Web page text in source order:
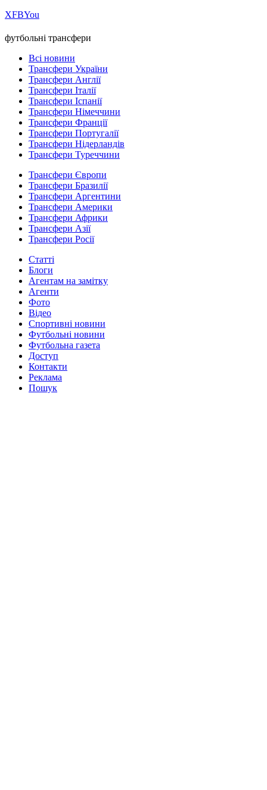
ХFBYou
футбольні трансфери
Всі новини
Трансфери України
Трансфери Англії
Трансфери Італії
Трансфери Іспанії
Трансфери Німеччини
Трансфери Франції
Трансфери Португалії
Трансфери Нідерландів
Трансфери Туреччини
Трансфери Європи
Трансфери Бразилії
Трансфери Аргентини
Трансфери Америки
Трансфери Африки
Трансфери Азії
Трансфери Росії
Статті
Блоги
Агентам на замітку
Агенти
Фото
Відео
Спортивні новини
Футбольні новини
Футбольна газета
Доступ
Контакти
Реклама
Пошук